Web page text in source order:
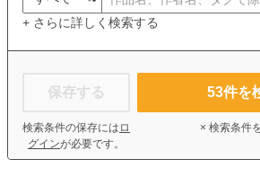
+ さらに詳しく検索する
保存する
検索条件の保存には ロ
グインが必要です。
53件を
× 検索条件